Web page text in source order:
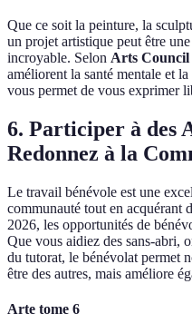
Que ce soit la peinture, la
un projet artistique peut être
incroyable. Selon Arts Council
améliorent la santé mentale et
vous permet de vous exprimer
6. Participer à des
Redonnez à la
Le travail bénévole est une
communauté tout en acquérant
2026, les opportunités de
Que vous aidiez des sans-abri,
du tutorat, le bénévolat permet
être des autres, mais améliore
Arte tome 6